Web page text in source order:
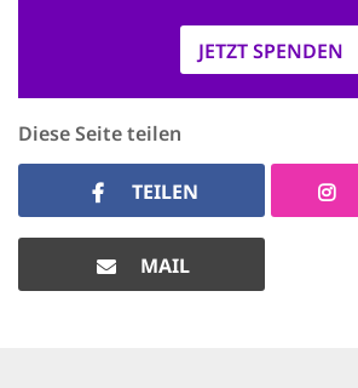
JETZT SPENDEN
Diese Seite teilen
TEILEN
MAIL